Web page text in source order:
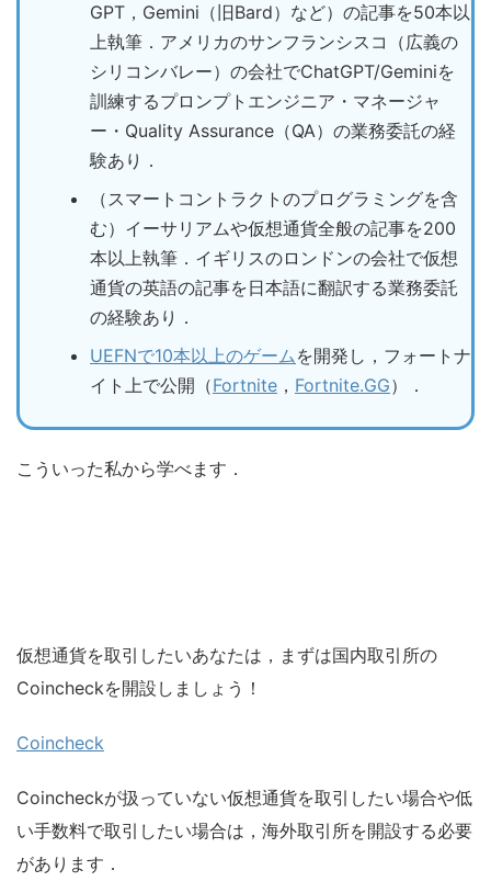
GPT，Gemini（旧Bard）など）の記事を50本以
上執筆．アメリカのサンフランシスコ（広義の
シリコンバレー）の会社でChatGPT/Geminiを
訓練するプロンプトエンジニア・マネージャ
ー・Quality Assurance（QA）の業務委託の経
験あり．
（スマートコントラクトのプログラミングを含
む）イーサリアムや仮想通貨全般の記事を200
本以上執筆．イギリスのロンドンの会社で仮想
通貨の英語の記事を日本語に翻訳する業務委託
の経験あり．
UEFNで10本以上のゲームを開発し，フォートナ
イト上で公開（Fortnite ， Fortnite.GG）．
こういった私から学べます．
仮想通貨を取引したいあなたは，まずは国内取引所の
Coincheckを開設しましょう！
Coincheck
Coincheckが扱っていない仮想通貨を取引したい場合や低
い手数料で取引したい場合は，海外取引所を開設する必要
があります．